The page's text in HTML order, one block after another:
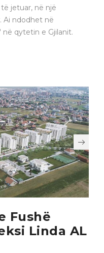
e
jetuar, në një